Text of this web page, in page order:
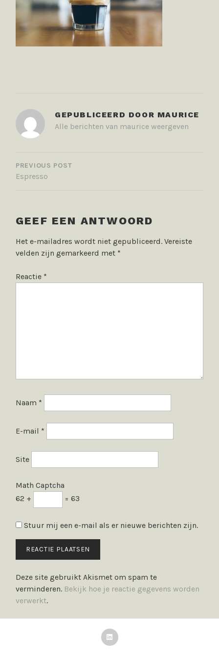
GEPUBLICEERD DOOR MAURICE
Alle berichten van maurice weergeven
NAVIGATIE
PREVIOUS POST
Espresso
GEEF EEN ANTWOORD
Het e-mailadres wordt niet gepubliceerd. Vereiste
velden zijn gemarkeerd met *
Reactie *
Naam *
E-mail *
Site
Math Captcha
62 +
= 63
Stuur mij een e-mail als er nieuwe berichten zijn.
Deze site gebruikt Akismet om spam te
verminderen. Bekijk hoe je reactie gegevens worden
verwerkt.
LinkedIn